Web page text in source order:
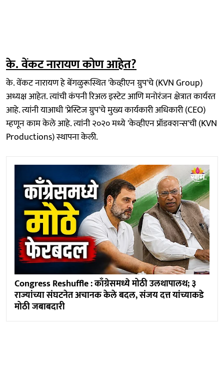
के. वेंकट नारायण कोण आहेत?
के. वेंकट नारायण हे बेंगळुरूस्थित 'केव्हीएन ग्रुप'चे (KVN Group)
अध्यक्ष आहेत. त्यांची कंपनी रिअल इस्टेट आणि मनोरंजन क्षेत्रात कार्यरत
आहे. त्यांनी याआधी 'प्रेस्टिज ग्रुप'चे मुख्य कार्यकारी अधिकारी (CEO)
म्हणून काम केले आहे. त्यांनी २०२० मध्ये 'केव्हीएन प्रॉडक्शन्स'ची (KVN
Productions) स्थापना केली.
Congress Reshuffle : काँग्रेसमध्ये मोठी उलथापालथ; ३
राज्यांच्या संघटनेत अचानक केले बदल, संजय दत्त यांच्याकडे
मोठी जबाबदारी